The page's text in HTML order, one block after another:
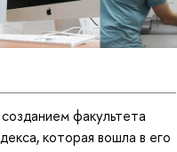
факультета
которая вошла в его